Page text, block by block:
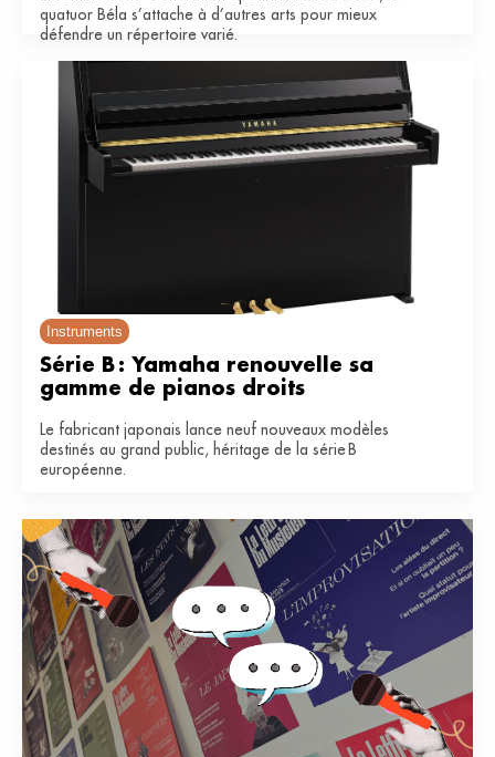
quatuor Béla s’attache à d’autres arts pour mieux
défendre un répertoire varié.
Instruments
Série B : Yamaha renouvelle sa
gamme de pianos droits
Le fabricant japonais lance neuf nouveaux modèles
destinés au grand public, héritage de la série B
européenne.